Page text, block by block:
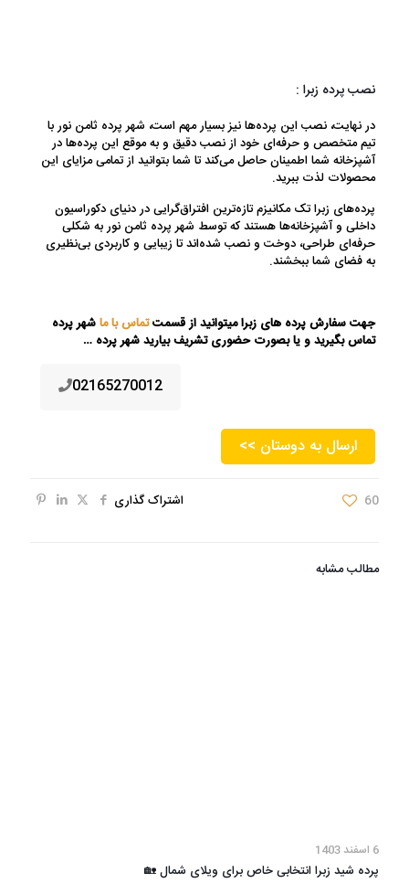
نصب پرده زبرا :
در نهایت، نصب این پرده‌ها نیز بسیار مهم است، شهر پرده ثامن نور با
تیم متخصص و حرفه‌ای خود از نصب دقیق و به موقع این پرده‌ها در
آشپزخانه شما اطمینان حاصل می‌کند تا شما بتوانید از تمامی مزایای این
محصولات لذت ببرید.
پرده‌های زبرا تک مکانیزم تازه‌ترین افتراق‌گرایی در دنیای دکوراسیون
داخلی و آشپزخانه‌ها هستند که توسط شهر پرده ثامن نور به شکلی
حرفه‌ای طراحی، دوخت و نصب شده‌اند تا زیبایی و کاربردی بی‌نظیری
به فضای شما ببخشند.
جهت سفارش پرده های زبرا میتوانید از قسمتتماس با ماشهر پرده
تماس بگیرید و یا بصورت حضوری تشریف بیارید شهر پرده …
02165270012
<< ارسال به دوستان
اشتراک گذاری 60
مطالب مشابه
6 اسفند 1403
پرده شید زبرا انتخابی خاص برای ویلای شمال 🏡